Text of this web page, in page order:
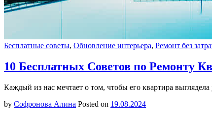
Бесплатные советы, Обновление интерьера, Ремонт без
10 Бесплатных Советов по Ремонту
Каждый из нас мечтает о том, чтобы его квартира
by Софронова Алина Posted on 19.08.2024